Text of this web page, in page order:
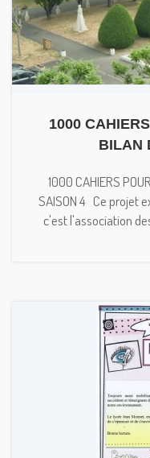
1000
BILAN
1000 CAHIERS
SAISON 4 Ce projet
c'est l'association